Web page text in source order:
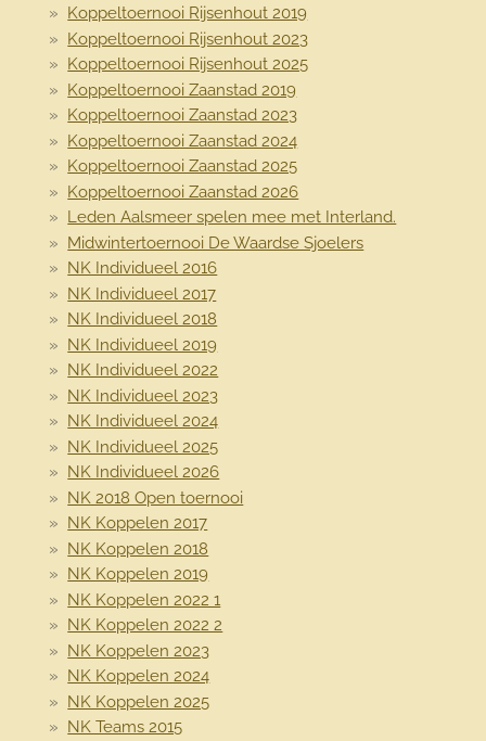
Koppeltoernooi Rijsenhout 2019
Koppeltoernooi Rijsenhout 2023
Koppeltoernooi Rijsenhout 2025
Koppeltoernooi Zaanstad 2019
Koppeltoernooi Zaanstad 2023
Koppeltoernooi Zaanstad 2024
Koppeltoernooi Zaanstad 2025
Koppeltoernooi Zaanstad 2026
Leden Aalsmeer spelen mee met Interland.
Midwintertoernooi De Waardse Sjoelers
NK Individueel 2016
NK Individueel 2017
NK Individueel 2018
NK Individueel 2019
NK Individueel 2022
NK Individueel 2023
NK Individueel 2024
NK Individueel 2025
NK Individueel 2026
NK 2018 Open toernooi
NK Koppelen 2017
NK Koppelen 2018
NK Koppelen 2019
NK Koppelen 2022 1
NK Koppelen 2022 2
NK Koppelen 2023
NK Koppelen 2024
NK Koppelen 2025
NK Teams 2015